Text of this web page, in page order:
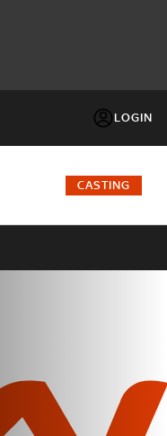
LOGIN
FACTOR
CASTING